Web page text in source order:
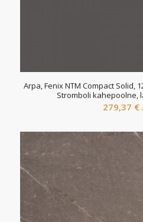
Arpa, Fenix NTM Compact Solid,
Stromboli kahepoolne,
279,37 €